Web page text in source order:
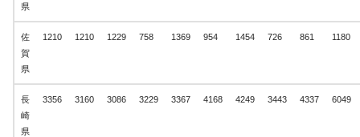
県
佐
賀
県
1210 1210 1229 758 1369 954 1454 726 861 1180
長
崎
県
3356 3160 3086 3229 3367 4168 4249 3443 4337 6049